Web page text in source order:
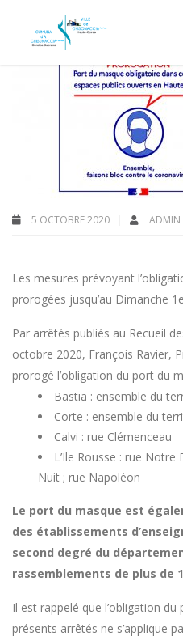
5 OCTOBRE 2020 ADMIN
Les mesures prévoyant
prorogées jusqu’au Dimanche
Par arrêtés publiés au Recueil
octobre 2020, François Ravier,
prorogé l’obligation du port du
Bastia : ensemble du
Corte : ensemble du
Calvi : rue Clémenceau
L’Ile Rousse : rue
Nuit ; rue Napoléon
Le port du masque est
des établissements
second degré du
rassemblements de plus de
Il est rappelé que l’obligation
présents arrêtés ne s’applique